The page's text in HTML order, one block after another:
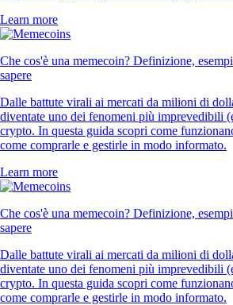
Learn more
Che cos'è una memecoin? Definizione,
sapere
Dalle battute virali ai mercati da milioni di
diventate uno dei fenomeni più imprevedibili
crypto. In questa guida scopri come
come comprarle e gestirle in modo informato.
Learn more
Che cos'è una memecoin? Definizione,
sapere
Dalle battute virali ai mercati da milioni di
diventate uno dei fenomeni più imprevedibili
crypto. In questa guida scopri come
come comprarle e gestirle in modo informato.